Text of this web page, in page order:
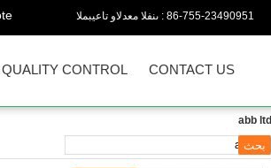
المبيعات والدعم الفنى : 86-755-23490951
QUALITY CONTROL CONTACT US
abb ltd